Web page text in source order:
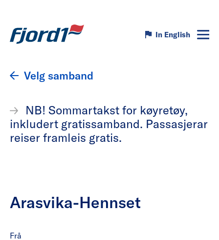
In English
Velg samband
NB! Sommartakst for køyretøy,
inkludert gratissamband. Passasjerar
reiser framleis gratis.
Arasvika-Hennset
Frå